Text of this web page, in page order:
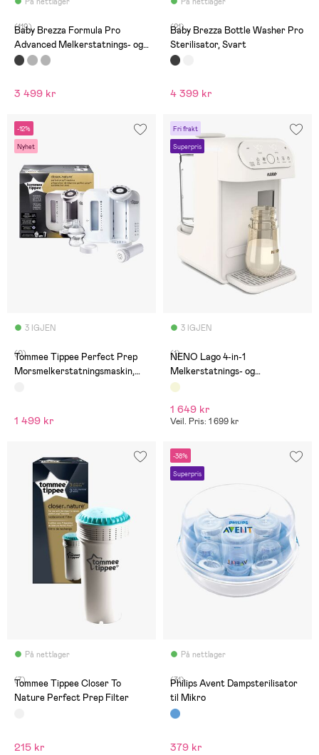
(119)
Baby Brezza Formula Pro
Advanced Melkerstatnings- og
Vellingmaskin, Svart
3 499 kr
(21)
Baby Brezza Bottle Washer Pro
Sterilisator, Svart
4 399 kr
-12%
Nyhet
3 IGJEN
(0)
Tommee Tippee Perfect Prep
Morsmelkerstatningsmaskin,
1 499 kr
Fri frakt
Superpris
3 IGJEN
(1)
NENO Lago 4-in-1
Melkerstatnings- og
Vellingmaskin, Cream
1 649 kr
Veil. Pris: 1 699 kr
På nettlager
(7)
Tommee Tippee Closer To
Nature Perfect Prep Filter
215 kr
-38%
Superpris
På nettlager
(31)
Philips Avent Dampsterilisator
til Mikro
379 kr